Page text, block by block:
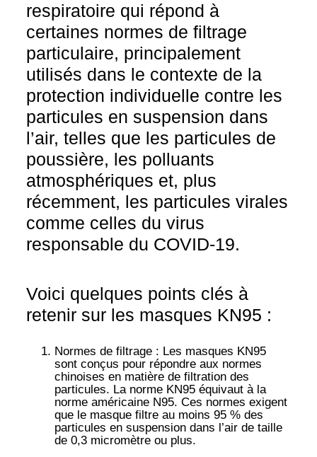
respiratoire qui répond à
certaines normes de filtrage
particulaire, principalement
utilisés dans le contexte de la
protection individuelle contre les
particules en suspension dans
l’air, telles que les particules de
poussière, les polluants
atmosphériques et, plus
récemment, les particules virales
comme celles du virus
responsable du COVID-19.
Voici quelques points clés à
retenir sur les masques KN95 :
Normes de filtrage : Les masques KN95
sont conçus pour répondre aux normes
chinoises en matière de filtration des
particules. La norme KN95 équivaut à la
norme américaine N95. Ces normes exigent
que le masque filtre au moins 95 % des
particules en suspension dans l’air de taille
de 0,3 micromètre ou plus.